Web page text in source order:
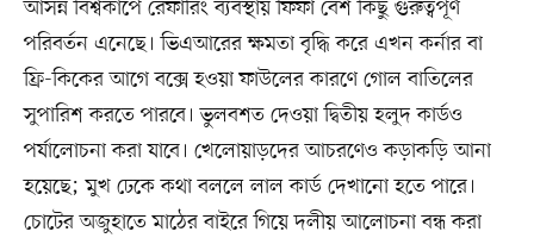
আসন্ন বিশ্বকাপে রেফারিং ব্যবস্থায় ফিফা বেশ কিছু গুরুত্বপূর্ণ
পরিবর্তন এনেছে। ভিএআরের ক্ষমতা বৃদ্ধি করে এখন কর্নার বা
ফ্রি-কিকের আগে বক্সে হওয়া ফাউলের কারণে গোল বাতিলের
সুপারিশ করতে পারবে। ভুলবশত দেওয়া দ্বিতীয় হলুদ কার্ডও
পর্যালোচনা করা যাবে। খেলোয়াড়দের আচরণেও কড়াকড়ি আনা
হয়েছে; মুখ ঢেকে কথা বললে লাল কার্ড দেখানো হতে পারে।
চোটের অজুহাতে মাঠের বাইরে গিয়ে দলীয় আলোচনা বন্ধ করা